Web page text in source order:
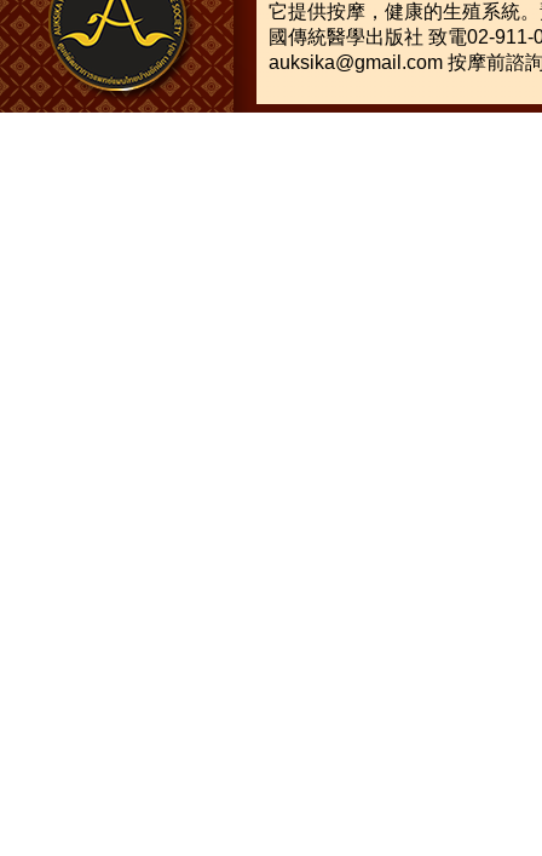
它提供按摩，健康的生殖系統。
國傳統醫學出版社 致電02-911-
auksika@gmail.com 按摩前諮